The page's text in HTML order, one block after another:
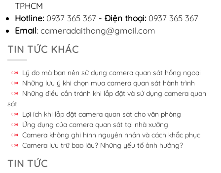
TPHCM
Hotline: 0937 365 367 - Điện thoại: 0937 365 367
Email: cameradaithang@gmail.com
TIN TỨC KHÁC
Lý do mà bạn nên sử dụng camera quan sát hồng ngoại
Những lưu ý khi chọn mua camera quan sát hành trình
Những điều cần tránh khi lắp đặt và sử dụng camera quan
sát
Lợi ích khi lắp đặt camera quan sát cho văn phòng
Ứng dụng của camera quan sát tại nhà xưởng
Camera không ghi hình nguyên nhân và cách khắc phục
Camera lưu trữ bao lâu? Những yếu tố ảnh hưởng?
TIN TỨC